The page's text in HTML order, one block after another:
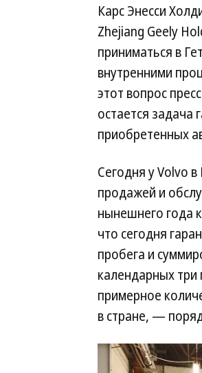
Карс Энесси
Zhejiang Geely
приниматься в
внутренними
этот вопрос
остается задача
приобретенных
Сегодня у Volvo
продажей и
нынешнего года
что сегодня
пробега и
календарных
примерное
в стране, —